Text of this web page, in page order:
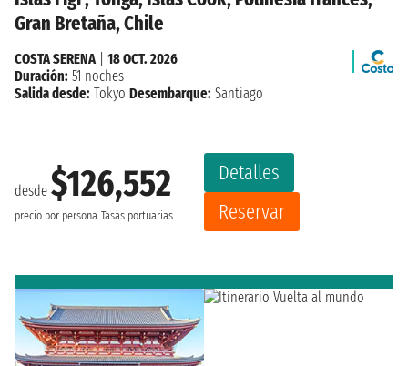
Gran Bretaña, Chile
desde $126,552
precio por persona Tasas portuarias
Detalles
Reservar
COSTA SERENA| 18 OCT. 2026
Duración: 51 noches
Salida desde: Tokyo Desembarque: Santiago